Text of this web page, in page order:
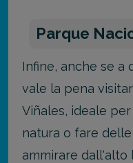
Parque
Infine, anche se a
vale la pena
Viñales, ideale
natura o fare
ammirare dall'alto